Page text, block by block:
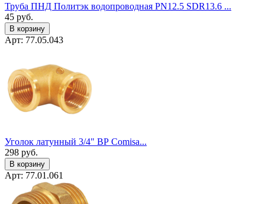
Труба ПНД Политэк водопроводная PN12.5 SDR13.6 ...
45 руб.
В корзину
Арт: 77.05.043
Уголок латунный 3/4" ВР Сomisa...
298 руб.
В корзину
Арт: 77.01.061